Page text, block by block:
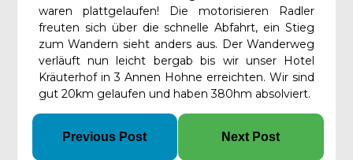
waren plattgelaufen! Die motorisieren Radler
freuten sich über die schnelle Abfahrt, ein Stieg
zum Wandern sieht anders aus. Der Wanderweg
verläuft nun leicht bergab bis wir unser Hotel
Kräuterhof in 3 Annen Hohne erreichten. Wir sind
gut 20km gelaufen und haben 380hm absolviert.
Previous Post Next Post